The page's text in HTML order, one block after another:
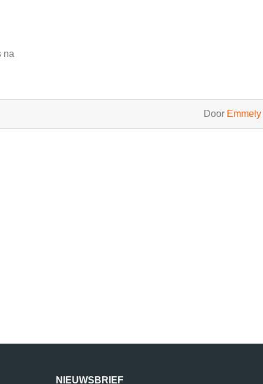
na
Door Emmely
NIEUWSBRIEF